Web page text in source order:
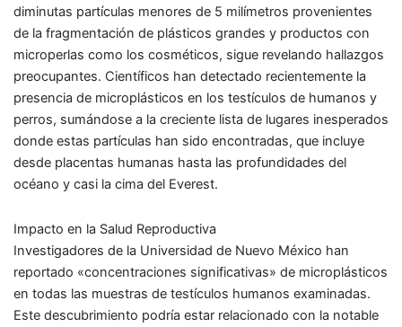
diminutas partículas menores de 5 milímetros provenientes
de la fragmentación de plásticos grandes y productos con
microperlas como los cosméticos, sigue revelando hallazgos
preocupantes. Científicos han detectado recientemente la
presencia de microplásticos en los testículos de humanos y
perros, sumándose a la creciente lista de lugares inesperados
donde estas partículas han sido encontradas, que incluye
desde placentas humanas hasta las profundidades del
océano y casi la cima del Everest.
Impacto en la Salud Reproductiva
Investigadores de la Universidad de Nuevo México han
reportado «concentraciones significativas» de microplásticos
en todas las muestras de testículos humanos examinadas.
Este descubrimiento podría estar relacionado con la notable